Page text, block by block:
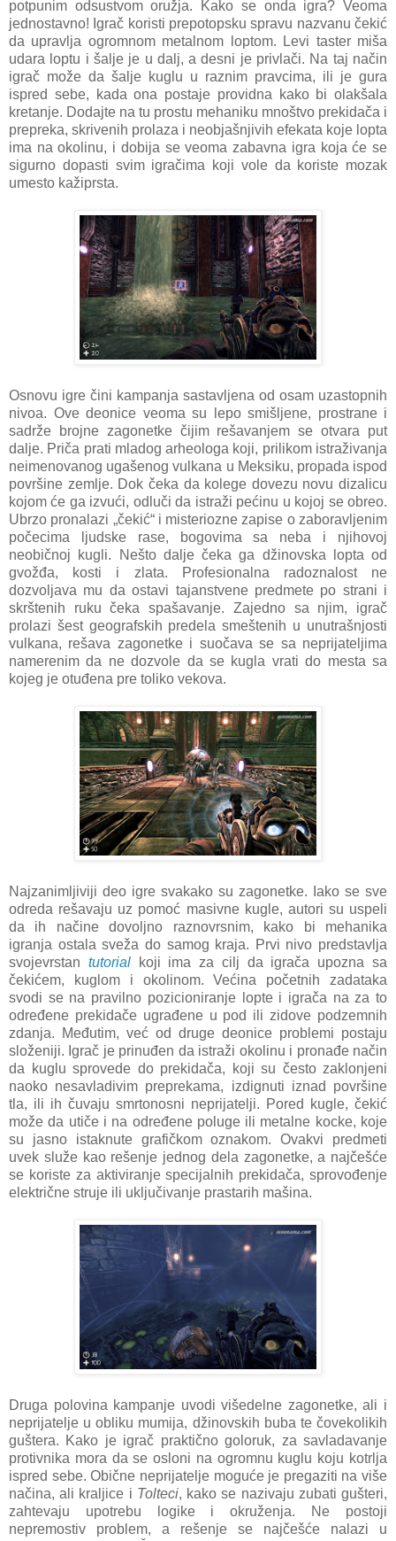
potpunim odsustvom oružja. Kako se onda igra? Veoma
jednostavno! Igrač koristi prepotopsku spravu nazvanu čekić
da upravlja ogromnom metalnom loptom. Levi taster miša
udara loptu i šalje je u dalj, a desni je privlači. Na taj način
igrač može da šalje kuglu u raznim pravcima, ili je gura
ispred sebe, kada ona postaje providna kako bi olakšala
kretanje. Dodajte na tu prostu mehaniku mnoštvo prekidača i
prepreka, skrivenih prolaza i neobjašnjivih efekata koje lopta
ima na okolinu, i dobija se veoma zabavna igra koja će se
sigurno dopasti svim igračima koji vole da koriste mozak
umesto kažiprsta.
Osnovu igre čini kampanja sastavljena od osam uzastopnih
nivoa. Ove deonice veoma su lepo smišljene, prostrane i
sadrže brojne zagonetke čijim rešavanjem se otvara put
dalje. Priča prati mladog arheologa koji, prilikom istraživanja
neimenovanog ugašenog vulkana u Meksiku, propada ispod
površine zemlje. Dok čeka da kolege dovezu novu dizalicu
kojom će ga izvući, odluči da istraži pećinu u kojoj se obreo.
Ubrzo pronalazi „čekić“ i misteriozne zapise o zaboravljenim
počecima ljudske rase, bogovima sa neba i njihovoj
neobičnoj kugli. Nešto dalje čeka ga džinovska lopta od
gvožđa, kosti i zlata. Profesionalna radoznalost ne
dozvoljava mu da ostavi tajanstvene predmete po strani i
skrštenih ruku čeka spašavanje. Zajedno sa njim, igrač
prolazi šest geografskih predela smeštenih u unutrašnjosti
vulkana, rešava zagonetke i suočava se sa neprijateljima
namerenim da ne dozvole da se kugla vrati do mesta sa
kojeg je otuđena pre toliko vekova.
Najzanimljiviji deo igre svakako su zagonetke. Iako se sve
odreda rešavaju uz pomoć masivne kugle, autori su uspeli
da ih načine dovoljno raznovrsnim, kako bi mehanika
igranja ostala sveža do samog kraja. Prvi nivo predstavlja
svojevrstan tutorialkoji ima za cilj da igrača upozna sa
čekićem, kuglom i okolinom. Većina početnih zadataka
svodi se na pravilno pozicioniranje lopte i igrača na za to
određene prekidače ugrađene u pod ili zidove podzemnih
zdanja. Međutim, već od druge deonice problemi postaju
složeniji. Igrač je prinuđen da istraži okolinu i pronađe način
da kuglu sprovede do prekidača, koji su često zaklonjeni
naoko nesavladivim preprekama, izdignuti iznad površine
tla, ili ih čuvaju smrtonosni neprijatelji. Pored kugle, čekić
može da utiče i na određene poluge ili metalne kocke, koje
su jasno istaknute grafičkom oznakom. Ovakvi predmeti
uvek služe kao rešenje jednog dela zagonetke, a najčešće
se koriste za aktiviranje specijalnih prekidača, sprovođenje
električne struje ili uključivanje prastarih mašina.
Druga polovina kampanje uvodi višedelne zagonetke, ali i
neprijatelje u obliku mumija, džinovskih buba te čovekolikih
guštera. Kako je igrač praktično goloruk, za savladavanje
protivnika mora da se osloni na ogromnu kuglu koju kotrlja
ispred sebe. Obične neprijatelje moguće je pregaziti na više
načina, ali kraljice i Tolteci, kako se nazivaju zubati gušteri,
zahtevaju upotrebu logike i okruženja. Ne postoji
nepremostiv problem, a rešenje se najčešće nalazi u